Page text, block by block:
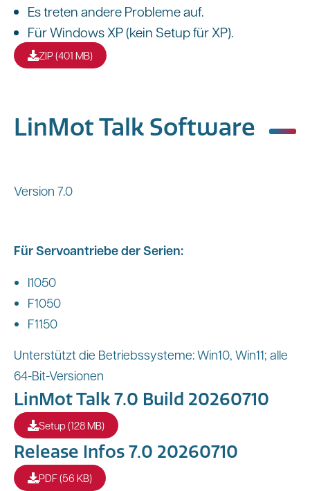
Es treten andere Probleme auf.
Für Windows XP (kein Setup für XP).
ZIP (401 MB)
LinMot Talk Software
Version 7.0
Für Servoantriebe der Serien:
I1050
F1050
F1150
Unterstützt die Betriebssysteme: Win10, Win11; alle
64-Bit-Versionen
LinMot Talk 7.0 Build 20260710
Setup (128 MB)
Release Infos 7.0 20260710
PDF (56 KB)